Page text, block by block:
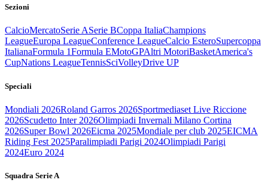
Sezioni
CalcioMercatoSerie ASerie BCoppa ItaliaChampions
LeagueEuropa LeagueConference LeagueCalcio EsteroSupercoppa
ItalianaFormula 1Formula EMotoGPAltri MotoriBasketAmerica's
CupNations LeagueTennisSciVolleyDrive UP
Speciali
Mondiali 2026Roland Garros 2026Sportmediaset Live Riccione
2026Scudetto Inter 2026Olimpiadi Invernali Milano Cortina
2026Super Bowl 2026Eicma 2025Mondiale per club 2025EICMA
Riding Fest 2025Paralimpiadi Parigi 2024Olimpiadi Parigi
2024Euro 2024
Squadra Serie A